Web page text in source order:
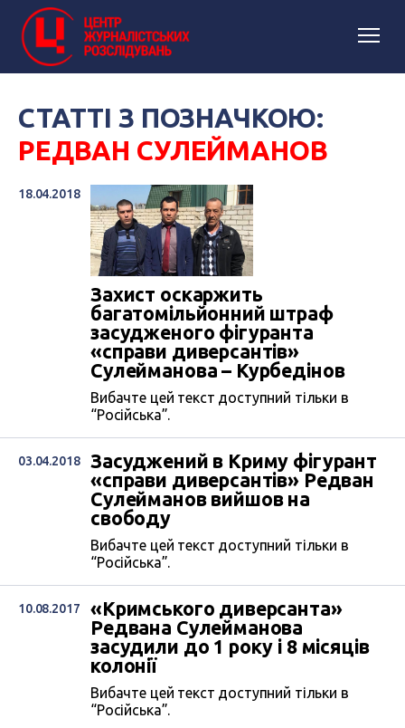
СТАТТІ З ПОЗНАЧКОЮ:
РЕДВАН СУЛЕЙМАНОВ
18.04.2018
Захист оскаржить
багатомільйонний штраф
засудженого фігуранта
«справи диверсантів»
Сулейманова – Курбедінов
Вибачте цей текст доступний тільки в
“Російська”.
03.04.2018
Засуджений в Криму фігурант
«справи диверсантів» Редван
Сулейманов вийшов на
свободу
Вибачте цей текст доступний тільки в
“Російська”.
10.08.2017
«Кримського диверсанта»
Редвана Сулейманова
засудили до 1 року і 8 місяців
колонії
Вибачте цей текст доступний тільки в
“Російська”.